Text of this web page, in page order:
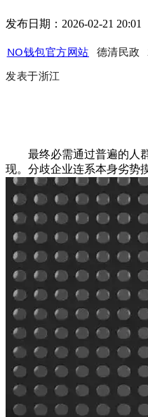
发布日期：2026-02-21 20:01
NO钱包官方网站 德清民政
发表于浙江
最终必需通过普遍的人群
现。分歧企业连系本身劣势